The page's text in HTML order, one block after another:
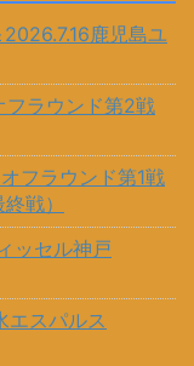
鹿児島ユ
ラウンド第2戦
フラウンド第1戦
戦）
ッセル神戸
スパルス